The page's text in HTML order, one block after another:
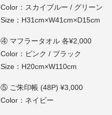
Color：スカイブルー / グリーン
Size：H31cm×W41cm×D15cm
④ マフラータオル 各¥2,000
Color：ピンク / ブラック
Size：H20cm×W110cm
⑤ ご朱印帳 (48P) ¥3,000
Color：ネイビー